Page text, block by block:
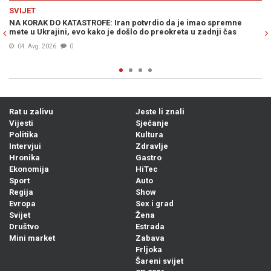
spremne
čas
DRAMA U WASHINGTONU: Teške optužbe na račun
Trumpa –„On je najveći lažov...“
04. Avg. 2026
Rat u zalivu
Vijesti
Politika
Intervjui
Hronika
Ekonomija
Sport
Regija
Evropa
Svijet
Društvo
Mini market
Jeste li znali
Sjećanje
Kultura
Zdravlje
Gastro
HiTec
Auto
Show
Sex i grad
Žena
Estrada
Zabava
Frljoka
Šareni svijet